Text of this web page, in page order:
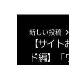
新しい投稿
【サイ
ド編】